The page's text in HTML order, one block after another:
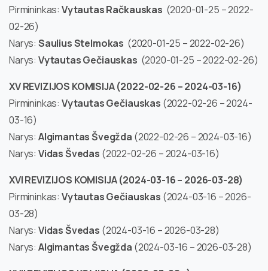
Pirmininkas: Vytautas Račkauskas (2020-01-25 – 2022-
02-26)
Narys: Saulius Stelmokas (2020-01-25 – 2022-02-26)
Narys: Vytautas Gečiauskas (2020-01-25 – 2022-02-26)
XV REVIZIJOS KOMISIJA (2022-02-26 – 2024-03-16)
Pirmininkas: Vytautas Gečiauskas (2022-02-26 – 2024-
03-16)
Narys: Algimantas Švegžda (2022-02-26 – 2024-03-16)
Narys: Vidas Švedas (2022-02-26 – 2024-03-16)
XVI REVIZIJOS KOMISIJA (2024-03-16 – 2026-03-28)
Pirmininkas: Vytautas Gečiauskas (2024-03-16 – 2026-
03-28)
Narys: Vidas Švedas (2024-03-16 – 2026-03-28)
Narys: Algimantas Švegžda (2024-03-16 – 2026-03-28)